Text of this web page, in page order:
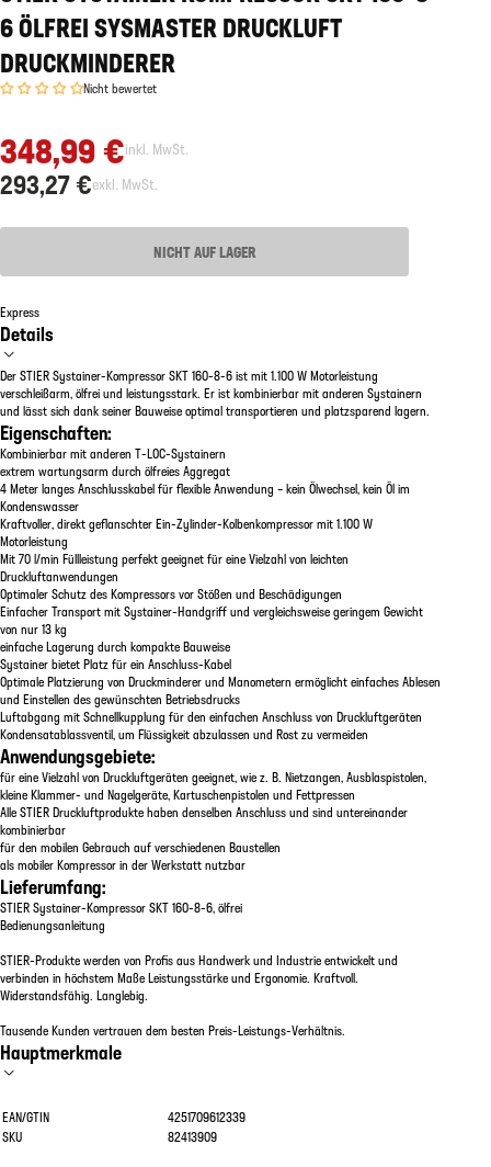
6 ÖLFREI SYSMASTER DRUCKLUFT
DRUCKMINDERER
Nicht bewertet
348,99 €inkl. MwSt.
293,27 €exkl. MwSt.
NICHT AUF LAGER
Express
Details
Der STIER Systainer-Kompressor SKT 160-8-6 ist mit 1.100 W Motorleistung
verschleißarm, ölfrei und leistungsstark. Er ist kombinierbar mit anderen Systainern
und lässt sich dank seiner Bauweise optimal transportieren und platzsparend lagern.
Eigenschaften:
Kombinierbar mit anderen T-LOC-Systainern
extrem wartungsarm durch ölfreies Aggregat
4 Meter langes Anschlusskabel für flexible Anwendung – kein Ölwechsel, kein Öl im
Kondenswasser
Kraftvoller, direkt geflanschter Ein-Zylinder-Kolbenkompressor mit 1.100 W
Motorleistung
Mit 70 l/min Füllleistung perfekt geeignet für eine Vielzahl von leichten
Druckluftanwendungen
Optimaler Schutz des Kompressors vor Stößen und Beschädigungen
Einfacher Transport mit Systainer-Handgriff und vergleichsweise geringem Gewicht
von nur 13 kg
einfache Lagerung durch kompakte Bauweise
Systainer bietet Platz für ein Anschluss-Kabel
Optimale Platzierung von Druckminderer und Manometern ermöglicht einfaches Ablesen
und Einstellen des gewünschten Betriebsdrucks
Luftabgang mit Schnellkupplung für den einfachen Anschluss von Druckluftgeräten
Kondensatablassventil, um Flüssigkeit abzulassen und Rost zu vermeiden
Anwendungsgebiete:
für eine Vielzahl von Druckluftgeräten geeignet, wie z. B. Nietzangen, Ausblaspistolen,
kleine Klammer- und Nagelgeräte, Kartuschenpistolen und Fettpressen
Alle STIER Druckluftprodukte haben denselben Anschluss und sind untereinander
kombinierbar
für den mobilen Gebrauch auf verschiedenen Baustellen
als mobiler Kompressor in der Werkstatt nutzbar
Lieferumfang:
STIER Systainer-Kompressor SKT 160-8-6, ölfrei
Bedienungsanleitung
STIER-Produkte werden von Profis aus Handwerk und Industrie entwickelt und
verbinden in höchstem Maße Leistungsstärke und Ergonomie. Kraftvoll.
Widerstandsfähig. Langlebig.
Tausende Kunden vertrauen dem besten Preis-Leistungs-Verhältnis.
Hauptmerkmale
EAN/GTIN
4251709612339
SKU
82413909